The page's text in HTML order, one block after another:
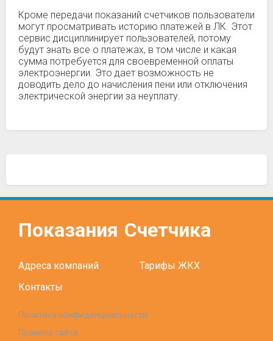
Кроме передачи показаний счетчиков пользователи
могут просматривать историю платежей в ЛК. Этот
сервис дисциплинирует пользователей, потому
будут знать все о платежах, в том числе и какая
сумма потребуется для своевременной оплаты
электроэнергии. Это дает возможность не
доводить дело до начисления пени или отключения
электрической энергии за неуплату.
Показания Счетчика
Адреса компаний
Тарифы ЖКХ
Контакты
Политика конфиденциальности
Правила сайта